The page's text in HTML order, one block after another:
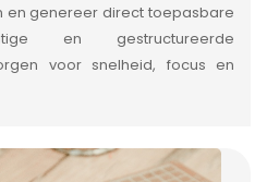
en genereer direct toepasbare
en gestructureerde
voor snelheid, focus en